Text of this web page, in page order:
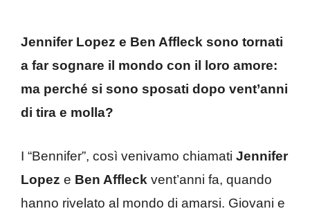
Jennifer Lopez e Ben Affleck sono tornati
a far sognare il mondo con il loro amore:
ma perché si sono sposati dopo vent’anni
di tira e molla?
I “Bennifer”, così venivamo chiamati Jennifer
Lopez e Ben Affleck vent’anni fa, quando
hanno rivelato al mondo di amarsi. Giovani e